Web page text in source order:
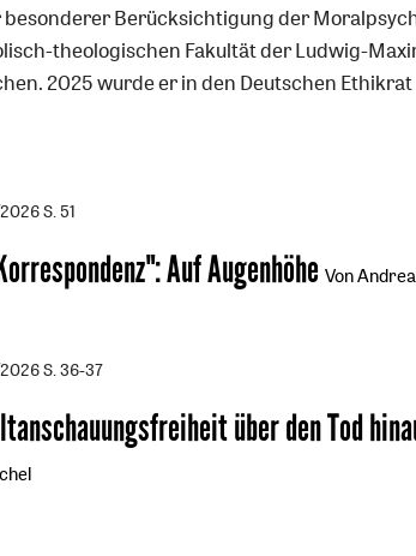
Berücksichtigung der
theologischen Fakultät der Ludwig-
2025 wurde er in den Deutschen
S. 51
:Auf Augenhöhe Von
S. 36-37
über den Tod